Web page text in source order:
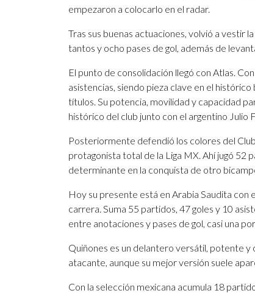
empezaron a colocarlo en el radar.
Tras sus buenas actuaciones, volvió a vestir
tantos y ocho pases de gol, además de
El punto de consolidación llegó con Atlas.
asistencias, siendo pieza clave en el
títulos. Su potencia, movilidad y capacidad
histórico del club junto con el argentino Julio
Posteriormente defendió los colores del
protagonista total de la Liga MX. Ahí jugó 52
determinante en la conquista de otro
Hoy su presente está en Arabia Saudita con
carrera. Suma 55 partidos, 47 goles y 10
entre anotaciones y pases de gol, casi una
Quiñones es un delantero versátil, potente
atacante, aunque su mejor versión suele
Con la selección mexicana acumula 18